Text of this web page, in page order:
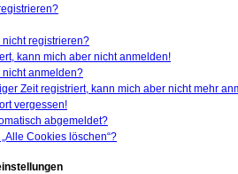
registrieren?
kann mich aber nicht anmelden!
nicht anmelden?
Zeit registriert, kann mich aber nicht mehr
vergessen!
abgemeldet?
Cookies löschen“?